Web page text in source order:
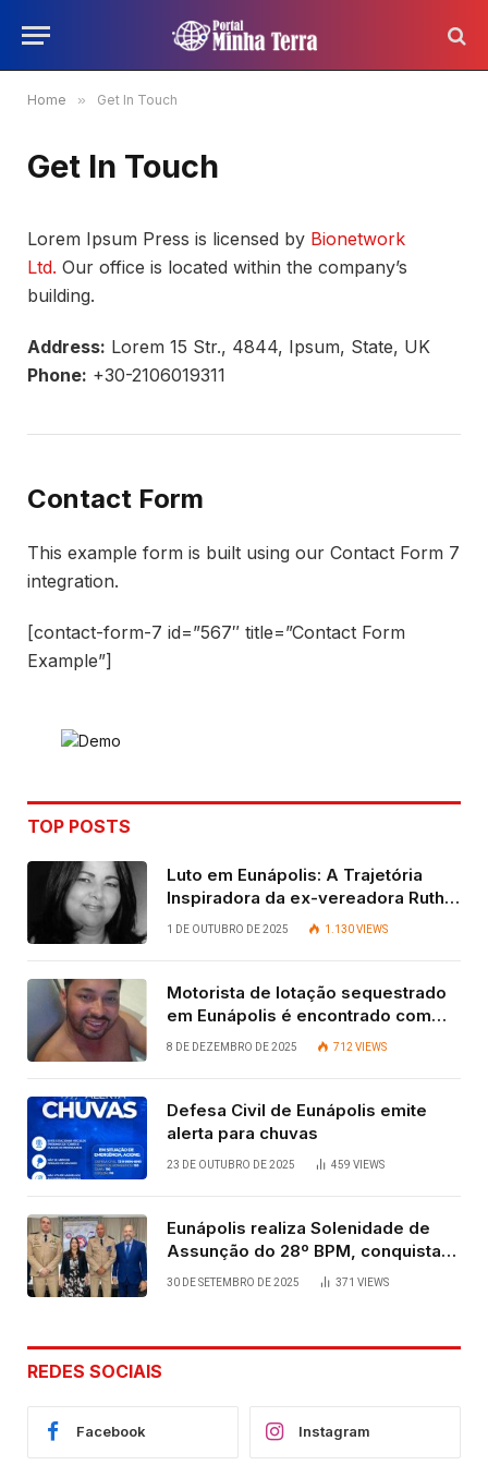
Home » Get In Touch
Get In Touch
Lorem Ipsum Press is licensed by Bionetwork
Ltd. Our office is located within the company’s
building.
Address: Lorem 15 Str., 4844, Ipsum, State, UK
Phone: +30-2106019311
Contact Form
This example form is built using our Contact Form 7
integration.
[contact-form-7 id=”567″ title=”Contact Form
Example”]
TOP POSTS
Luto em Eunápolis: A Trajetória
Inspiradora da ex-vereadora Ruth
Contadora
1 DE OUTUBRO DE 2025 1.130VIEWS
Motorista de lotação sequestrado
em Eunápolis é encontrado com
vida após quatro dias.
8 DE DEZEMBRO DE 2025 712 VIEWS
Defesa Civil de Eunápolis emite
alerta para chuvas
23 DE OUTUBRO DE 2025 459 VIEWS
Eunápolis realiza Solenidade de
Assunção do 28º BPM, conquista
viabilizada por articulação política
30 DE SETEMBRO DE 2025 371 VIEWS
REDES SOCIAIS
Facebook Instagram